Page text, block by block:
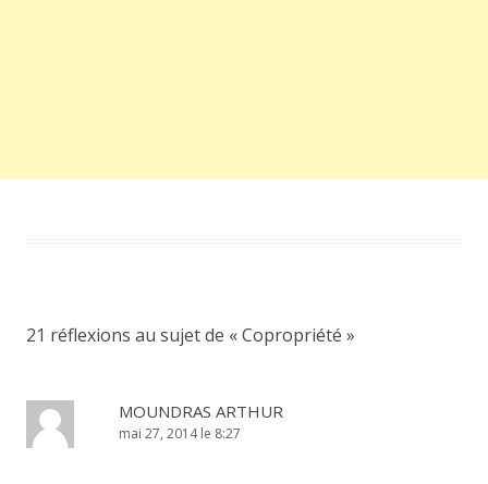
21 réflexions au sujet de «Copropriété »
MOUNDRAS ARTHUR
mai 27, 2014 le 8:27